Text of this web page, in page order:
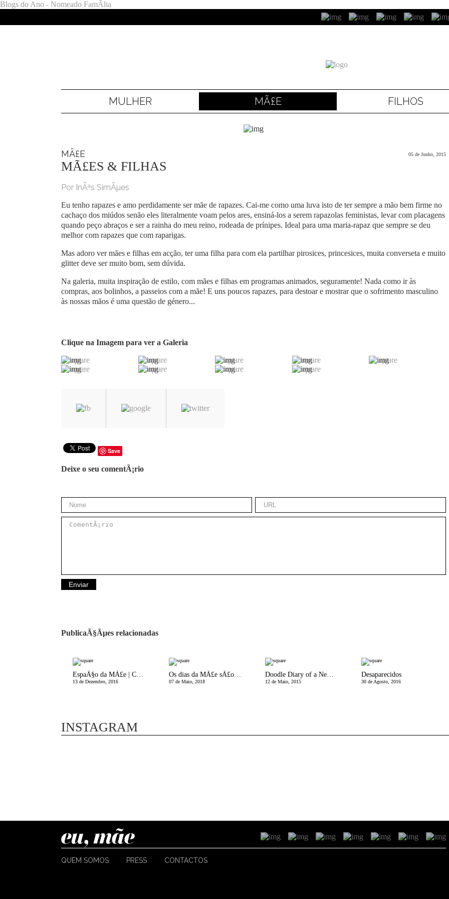
Blogs do Ano - Nomeado FamÃ­lia
MULHER MÃ£E FILHOS
MÃ£E 05 de Junho, 2015
MÃ£ES & FILHAS
Por InÃªs SimÃµes
Eu tenho rapazes e amo perdidamente ser mãe de rapazes. Cai-me como uma luva isto de ter sempre a mão bem firme no
cachaço dos miúdos senão eles literalmente voam pelos ares, ensiná-los a serem rapazolas feministas, levar com placagens
quando peço abraços e ser a rainha do meu reino, rodeada de prínipes. Ideal para uma maria-rapaz que sempre se deu
melhor com rapazes que com raparigas.
Mas adoro ver mães e filhas em acção, ter uma filha para com ela partilhar pirosices, princesices, muita converseta e muito
glitter deve ser muito bom, sem dúvida.
Na galeria, muita inspiração de estilo, com mães e filhas em programas animados, seguramente! Nada como ir às
compras, aos bolinhos, a passeios com a mãe! E uns poucos rapazes, para destoar e mostrar que o sofrimento masculino
às nossas mãos é uma questão de género...
Clique na Imagem para ver a Galeria
Save
Deixe o seu comentÃ¡rio
PublicaÃ§Ãµes relacionadas
13 de Dezembro, 2016 07 de Maio, 2018
Doodle Diary of a New Mom | Por TrÃ¡s de Portas na Maternidade
12 de Maio, 2015
Desaparecidos
30 de Agosto, 2016
INSTAGRAM
QUEM SOMOS PRESS CONTACTOS